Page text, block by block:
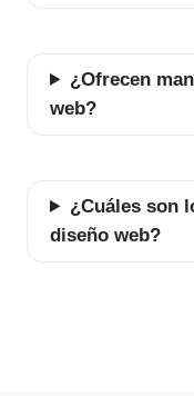
¿Ofrecen
web?
¿Cuáles son
diseño web?